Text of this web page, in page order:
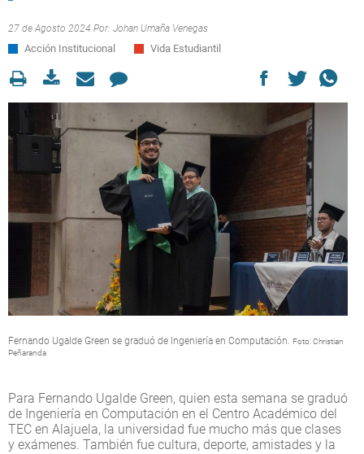
27 de Agosto 2024 Por: Johan Umaña Venegas
Acción Institucional Vida Estudiantil
Fernando Ugalde Green se graduó de Ingeniería en Computación. Foto: Christian
Peñaranda
Para Fernando Ugalde Green, quien esta semana se graduó
de Ingeniería en Computación en el Centro Académico del
TEC en Alajuela, la universidad fue mucho más que clases
y exámenes. También fue cultura, deporte, amistades y la